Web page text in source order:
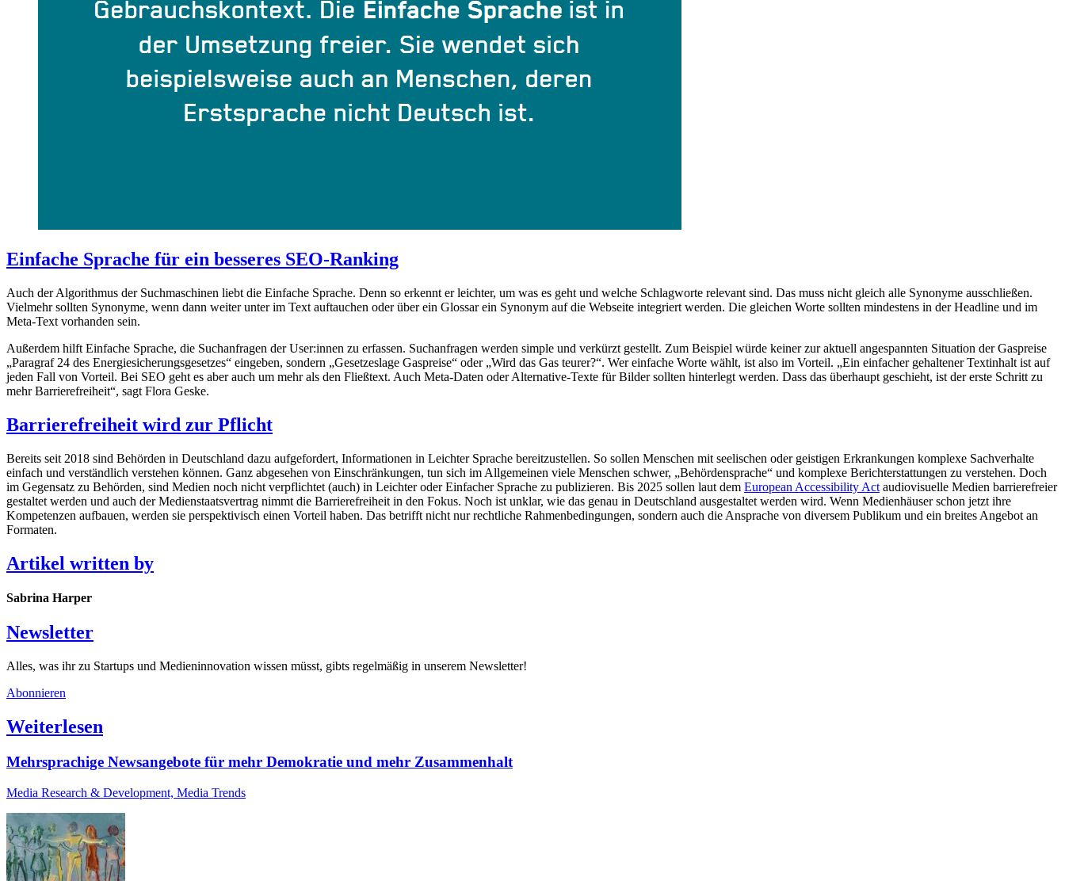
Einfache Sprache für ein besseres SEO-Ranking
Auch der Algorithmus der Suchmaschinen liebt die Einfache Sprache. Denn so erkennt er leichter, um was es geht und welche Schlagworte relevant sind. Das muss nicht gleich alle Synonyme ausschließen.
Vielmehr sollten Synonyme, wenn dann weiter unter im Text auftauchen oder über ein Glossar ein Synonym auf die Webseite integriert werden. Die gleichen Worte sollten mindestens in der Headline und im
Meta-Text vorhanden sein.
Außerdem hilft Einfache Sprache, die Suchanfragen der User:innen zu erfassen. Suchanfragen werden simple und verkürzt gestellt. Zum Beispiel würde keiner zur aktuell angespannten Situation der Gaspreise
„Paragraf 24 des Energiesicherungsgesetzes“ eingeben, sondern „Gesetzeslage Gaspreise“ oder „Wird das Gas teurer?“. Wer einfache Worte wählt, ist also im Vorteil. „Ein einfacher gehaltener Textinhalt ist auf
jeden Fall von Vorteil. Bei SEO geht es aber auch um mehr als den Fließtext. Auch Meta-Daten oder Alternative-Texte für Bilder sollten hinterlegt werden. Dass das überhaupt geschieht, ist der erste Schritt zu
mehr Barrierefreiheit“, sagt Flora Geske.
Barrierefreiheit wird zur Pflicht
Bereits seit 2018 sind Behörden in Deutschland dazu aufgefordert, Informationen in Leichter Sprache bereitzustellen. So sollen Menschen mit seelischen oder geistigen Erkrankungen komplexe Sachverhalte
einfach und verständlich verstehen können. Ganz abgesehen von Einschränkungen, tun sich im Allgemeinen viele Menschen schwer, „Behördensprache“ und komplexe Berichterstattungen zu verstehen. Doch
im Gegensatz zu Behörden, sind Medien noch nicht verpflichtet (auch) in Leichter oder Einfacher Sprache zu publizieren. Bis 2025 sollen laut dem European Accessibility Act audiovisuelle Medien barrierefreier
gestaltet werden und auch der Medienstaatsvertrag nimmt die Barrierefreiheit in den Fokus. Noch ist unklar, wie das genau in Deutschland ausgestaltet werden wird. Wenn Medienhäuser schon jetzt ihre
Kompetenzen aufbauen, werden sie perspektivisch einen Vorteil haben. Das betrifft nicht nur rechtliche Rahmenbedingungen, sondern auch die Ansprache von diversem Publikum und ein breites Angebot an
Formaten.
Artikel written by
Sabrina Harper
Newsletter
Alles, was ihr zu Startups und Medieninnovation wissen müsst, gibts regelmäßig in unserem Newsletter!
Abonnieren
Weiterlesen
Mehrsprachige Newsangebote für mehr Demokratie und mehr Zusammenhalt
Media Research & Development, Media Trends